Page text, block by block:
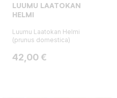
LUUMU LAATOKAN
HELMI
Luumu Laatokan Helmi
(prunus domestica)
Hinta
42,00 €